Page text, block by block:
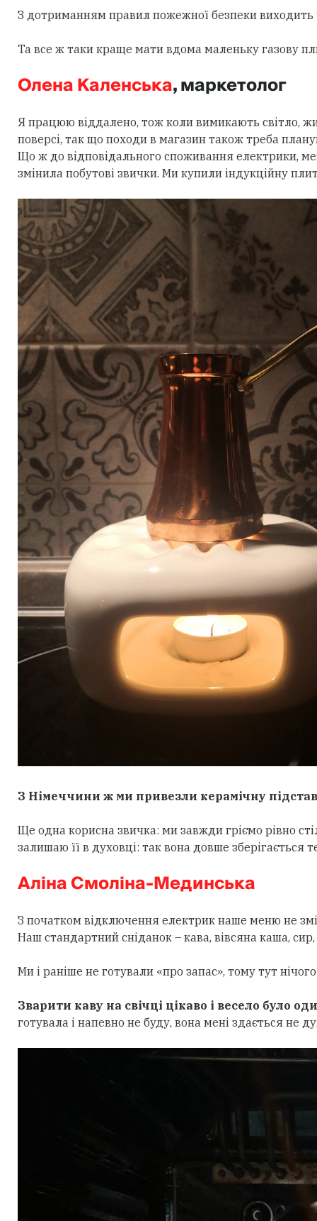
З дотриманням правил пожежної безпеки
Та все ж таки краще мати вдома маленьку газову
Олена Каленська, маркетолог
Я працюю віддалено, тож коли вимикають світло,
поверсі, так що походи в магазин також треба
Що ж до відповідального споживання електрики,
змінила побутові звички. Ми купили індукційну
З Німеччини ж ми привезли керамічну
Ще одна корисна звичка: ми завжди гріємо рівно
залишаю її в духовці: так вона довше
Аліна Смоліна-Мединська
З початком відключення електрик наше меню не
Наш стандартний сніданок – кава, вівсяна каша,
Ми і раніше не готували «про запас», тому тут
Зварити каву на свічці цікаво і весело було
готувала і напевно не буду, вона мені здається не